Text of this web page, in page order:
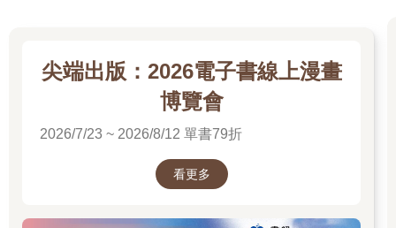
尖端出版：2026電子書線上漫畫
博覽會
2026/7/23 ~ 2026/8/12 單書79折
看更多